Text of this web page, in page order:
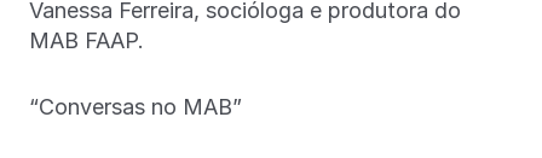
Vanessa Ferreira, socióloga e produtora do
MAB FAAP.
“Conversas no MAB”